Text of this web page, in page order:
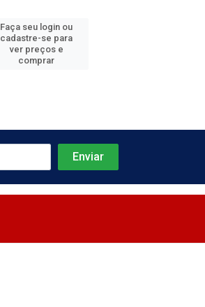
Faça seu login ou
cadastre-se para
ver preços e
comprar